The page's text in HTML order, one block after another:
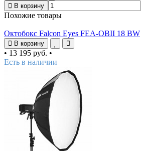
В корзину
Похожие товары
Октобокс Falcon Eyes FEA-OBII 18 BW
В корзину
• 13 195 руб. •
Есть в наличии